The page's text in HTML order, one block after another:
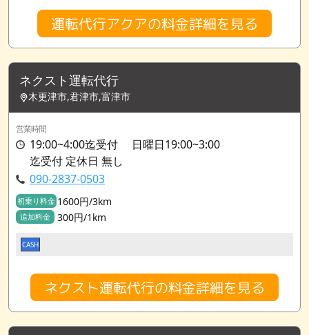
運転代行アクアの料金詳細を見る
ネクスト運転代行
木更津市,君津市,富津市
営業時間
19:00~4:00迄受付 日曜日19:00~3:00
迄受付 定休日 無し
090-2837-0503
初乗り料金 1600円/3km
追加料金 300円/1km
CASH
ネクスト運転代行の料金詳細を見る